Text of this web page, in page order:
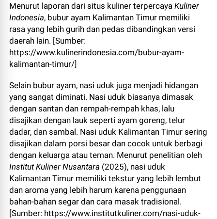
Menurut laporan dari situs kuliner terpercayaKuliner
Indonesia, bubur ayam Kalimantan Timur memiliki
rasa yang lebih gurih dan pedas dibandingkan versi
daerah lain. [Sumber:
https://www.kulinerindonesia.com/bubur-ayam-
kalimantan-timur/]
Selain bubur ayam, nasi uduk juga menjadi hidangan
yang sangat diminati. Nasi uduk biasanya dimasak
dengan santan dan rempah-rempah khas, lalu
disajikan dengan lauk seperti ayam goreng, telur
dadar, dan sambal. Nasi uduk Kalimantan Timur sering
disajikan dalam porsi besar dan cocok untuk berbagi
dengan keluarga atau teman. Menurut penelitian oleh
Institut Kuliner Nusantara (2025), nasi uduk
Kalimantan Timur memiliki tekstur yang lebih lembut
dan aroma yang lebih harum karena penggunaan
bahan-bahan segar dan cara masak tradisional.
[Sumber: https://www.institutkuliner.com/nasi-uduk-